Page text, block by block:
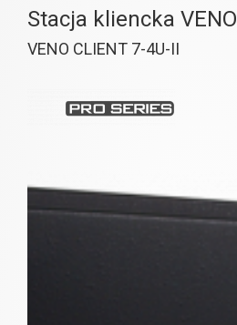
Stacja kliencka VENO
VENO CLIENT 7-4U-II